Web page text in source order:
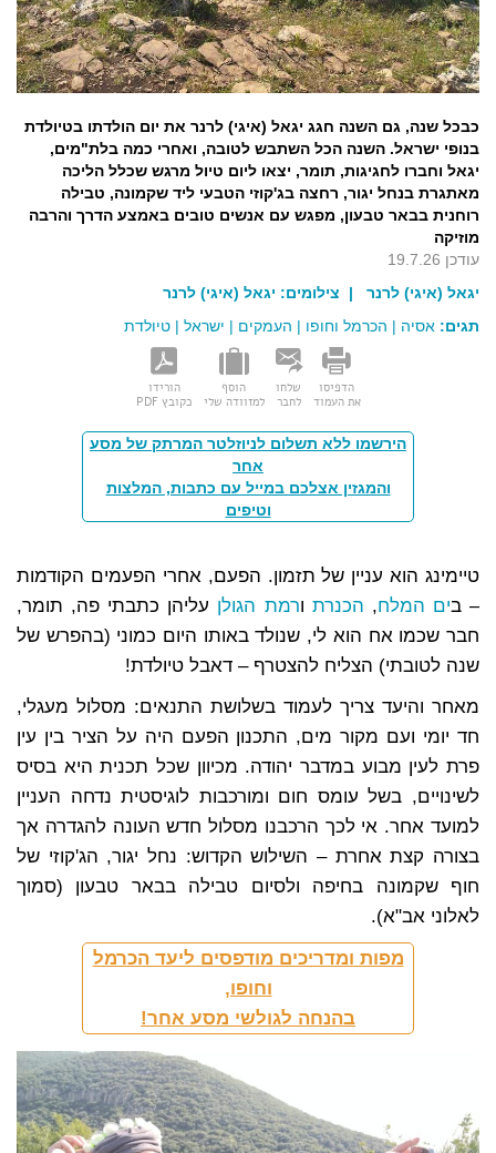
כבכל שנה, גם השנה חגג יגאל (איגי) לרנר את יום הולדתו בטיולדת
בנופי ישראל. השנה הכל השתבש לטובה, ואחרי כמה בלת"מים,
יגאל וחברו לחגיגות, תומר, יצאו ליום טיול מרגש שכלל הליכה
מאתגרת בנחל יגור, רחצה בג'קוזי הטבעי ליד שקמונה, טבילה
רוחנית בבאר טבעון, מפגש עם אנשים טובים באמצע הדרך והרבה
מוזיקה
עודכן 19.7.26
יגאל (איגי) לרנר
| צילומים: יגאל (איגי) לרנר
תגים: אסיה | הכרמל וחופו | העמקים | ישראל | טיולדת
הדפיסו
את העמוד
שלחו
לחבר
הוסף
למזוודה שלי
הורידו
כקובץ PDF
הירשמו ללא תשלום לניוזלטר המרתק של מסע
אחר
והמגזין אצלכם במייל עם כתבות, המלצות
וטיפים
טיימינג הוא עניין של תזמון. הפעם, אחרי הפעמים הקודמות
– בים המלח, הכנרת ורמת הגולן עליהן כתבתי פה, תומר,
חבר שכמו אח הוא לי, שנולד באותו היום כמוני (בהפרש של
שנה לטובתי) הצליח להצטרף – דאבל טיולדת!
מאחר והיעד צריך לעמוד בשלושת התנאים: מסלול מעגלי,
חד יומי ועם מקור מים, התכנון הפעם היה על הציר בין עין
פרת לעין מבוע במדבר יהודה. מכיוון שכל תכנית היא בסיס
לשינויים, בשל עומס חום ומורכבות לוגיסטית נדחה העניין
למועד אחר. אי לכך הרכבנו מסלול חדש העונה להגדרה אך
בצורה קצת אחרת – השילוש הקדוש: נחל יגור, הג'קוזי של
חוף שקמונה בחיפה ולסיום טבילה בבאר טבעון (סמוך
לאלוני אב"א).
מפות ומדריכים מודפסים ליעד הכרמל
וחופו,
בהנחה לגולשי מסע אחר!